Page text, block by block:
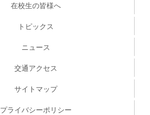
在校生の皆様へ
トピックス
ニュース
交通アクセス
サイトマップ
プライバシーポリシー